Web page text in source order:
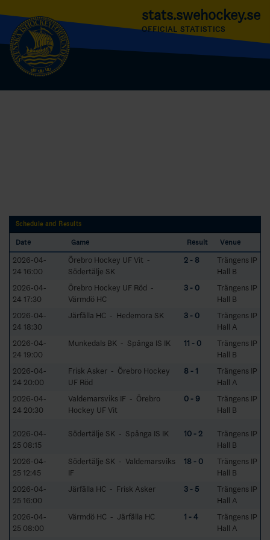
stats.swehockey.se
OFFICIAL STATISTICS
Schedule and Results
Date Game Result Venue
2026-04-
24 16:00
Örebro Hockey UF Vit -
Södertälje SK
2 - 8
Trängens IP
Hall B
2026-04-
24 17:30
Örebro Hockey UF Röd -
Värmdö HC
3 - 0
Trängens IP
Hall B
2026-04-
24 18:30
Järfälla HC - Hedemora SK 3 - 0
Trängens IP
Hall A
2026-04-
24 19:00
Munkedals BK - Spånga IS IK 11 - 0
Trängens IP
Hall B
2026-04-
24 20:00
Frisk Asker - Örebro Hockey
UF Röd
8 - 1
Trängens IP
Hall A
2026-04-
24 20:30
Valdemarsviks IF - Örebro
Hockey UF Vit
0 - 9
Trängens IP
Hall B
2026-04-
25 08:15
Södertälje SK - Spånga IS IK 10 - 2
Trängens IP
Hall B
2026-04-
25 12:45
Södertälje SK - Valdemarsviks
IF
18 - 0
Trängens IP
Hall B
2026-04-
25 16:00
Järfälla HC - Frisk Asker 3 - 5
Trängens IP
Hall A
2026-04-
25 08:00
Värmdö HC - Järfälla HC 1 - 4
Trängens IP
Hall A